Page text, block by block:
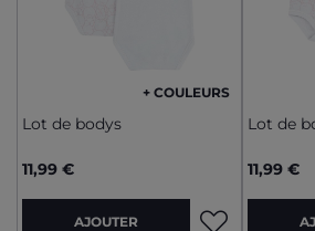
+ COULEURS
Lot de bodys
11,99 €
AJOUTER
Lot de
11,99 €